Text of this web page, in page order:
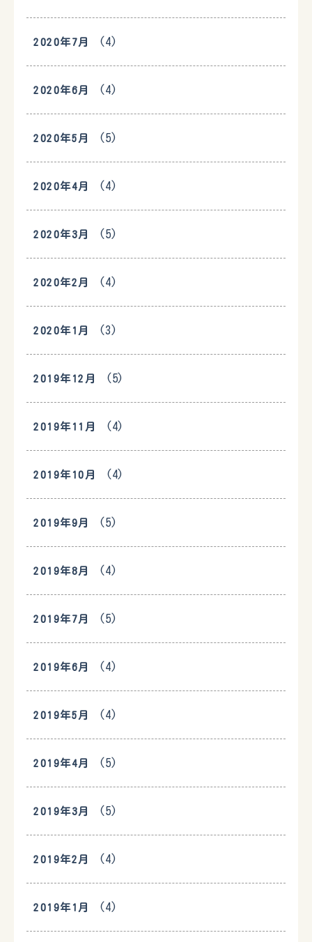
2020年7月 (4)
2020年6月 (4)
2020年5月 (5)
2020年4月 (4)
2020年3月 (5)
2020年2月 (4)
2020年1月 (3)
2019年12月 (5)
2019年11月 (4)
2019年10月 (4)
2019年9月 (5)
2019年8月 (4)
2019年7月 (5)
2019年6月 (4)
2019年5月 (4)
2019年4月 (5)
2019年3月 (5)
2019年2月 (4)
2019年1月 (4)